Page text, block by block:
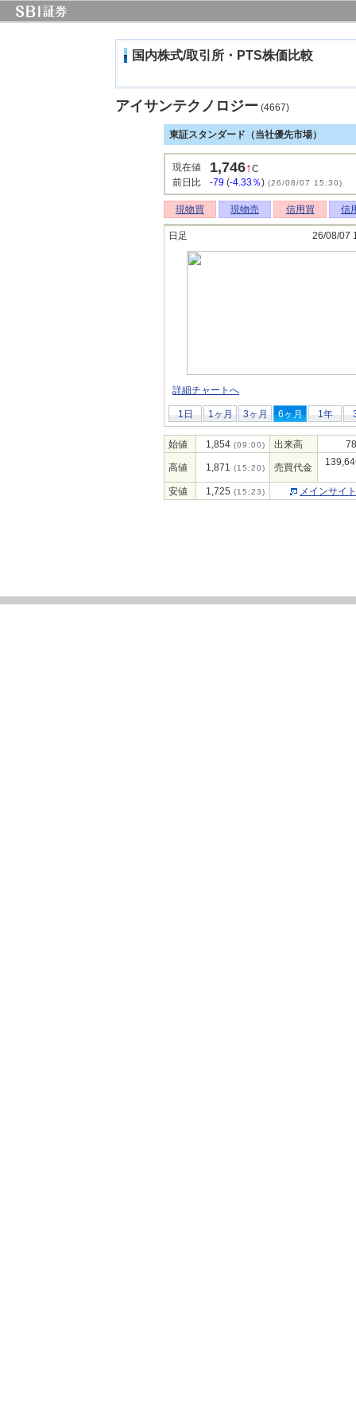
国内株式/取引所・PTS株価比較
アイサンテクノロジー (4667)
東証スタンダード（当社優先市場）
現在値 1,746↑C
前日比
-79 (-4.33％) (26/08/07 15:30)
現物買 現物売 信用買 信
日足 26/08/07
詳細チャートへ
1日 1ヶ月 3ヶ月 6ヶ月 1年
始値 1,854 (09:00) 出来高
高値 1,871 (15:20) 売買代金
安値 1,725 (15:23) メインサイ